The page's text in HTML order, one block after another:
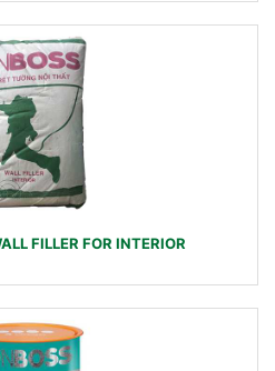
FILLER FOR INTERIOR